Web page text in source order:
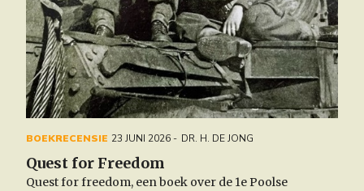
BOEKRECENSIE 23 JUNI 2026 DR. H. DE JONG
Quest for Freedom
Quest for freedom, een boek over de 1e Poolse